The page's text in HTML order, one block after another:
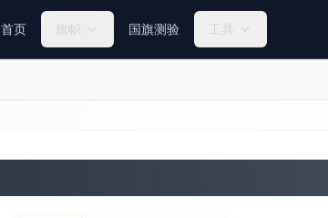
首页 旗帜 国旗测验